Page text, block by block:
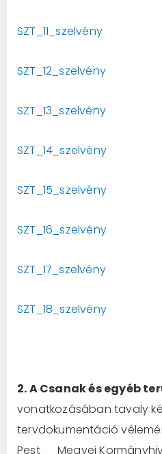
SZT_11_szelvény
SZT_12_szelvény
SZT_13_szelvény
SZT_14_szelvény
SZT_15_szelvény
SZT_16_szelvény
SZT_17_szelvény
SZT_18_szelvény
2. A Csanak és egyéb
vonatkozásában tavaly
tervdokumentáció
Pest Megyei